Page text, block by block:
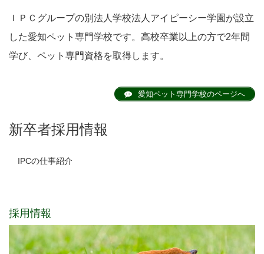
ＩＰＣグループの別法人学校法人アイピーシー学園が設立
した愛知ペット専門学校です。高校卒業以上の方で2年間
学び、ペット専門資格を取得します。
愛知ペット専門学校のページへ
新卒者採用情報
IPCの仕事紹介
採用情報